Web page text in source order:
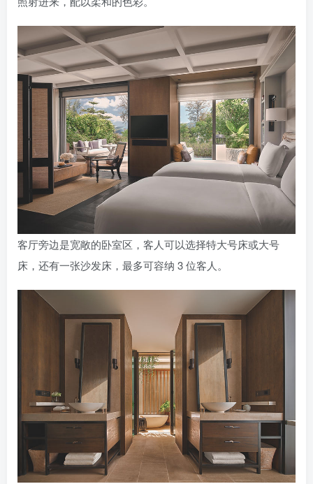
客厅旁边是宽敞的卧室区，客人可以选择特大号床或大号
床，还有一张沙发床，最多可容纳 3 位客人。